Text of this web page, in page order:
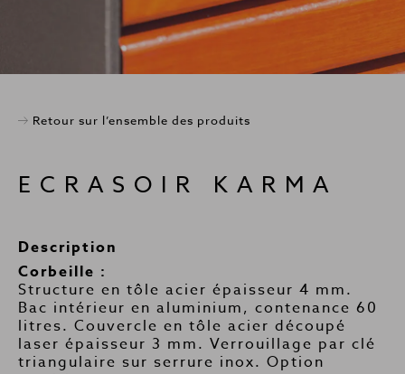
Retour sur l’ensemble des produits
ECRASOIR KARMA
Description
Corbeille :
Structure en tôle acier épaisseur 4 mm.
Bac intérieur en aluminium, contenance 60
litres. Couvercle en tôle acier découpé
laser épaisseur 3 mm. Verrouillage par clé
triangulaire sur serrure inox. Option